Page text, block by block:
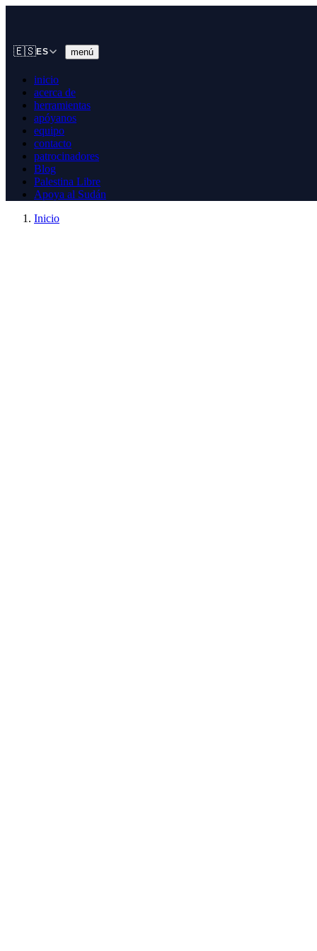
🇪🇸ES menú
inicio
acerca de
herramientas
apóyanos
equipo
contacto
patrocinadores
Blog
Palestina Libre
Apoya al Sudán
Inicio